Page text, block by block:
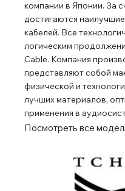
компании в Японии. За
достигаются
кабелей. Все
логическим
Cable. Компания
представляют собой
физической и
лучших материалов,
применения в
Посмотреть все